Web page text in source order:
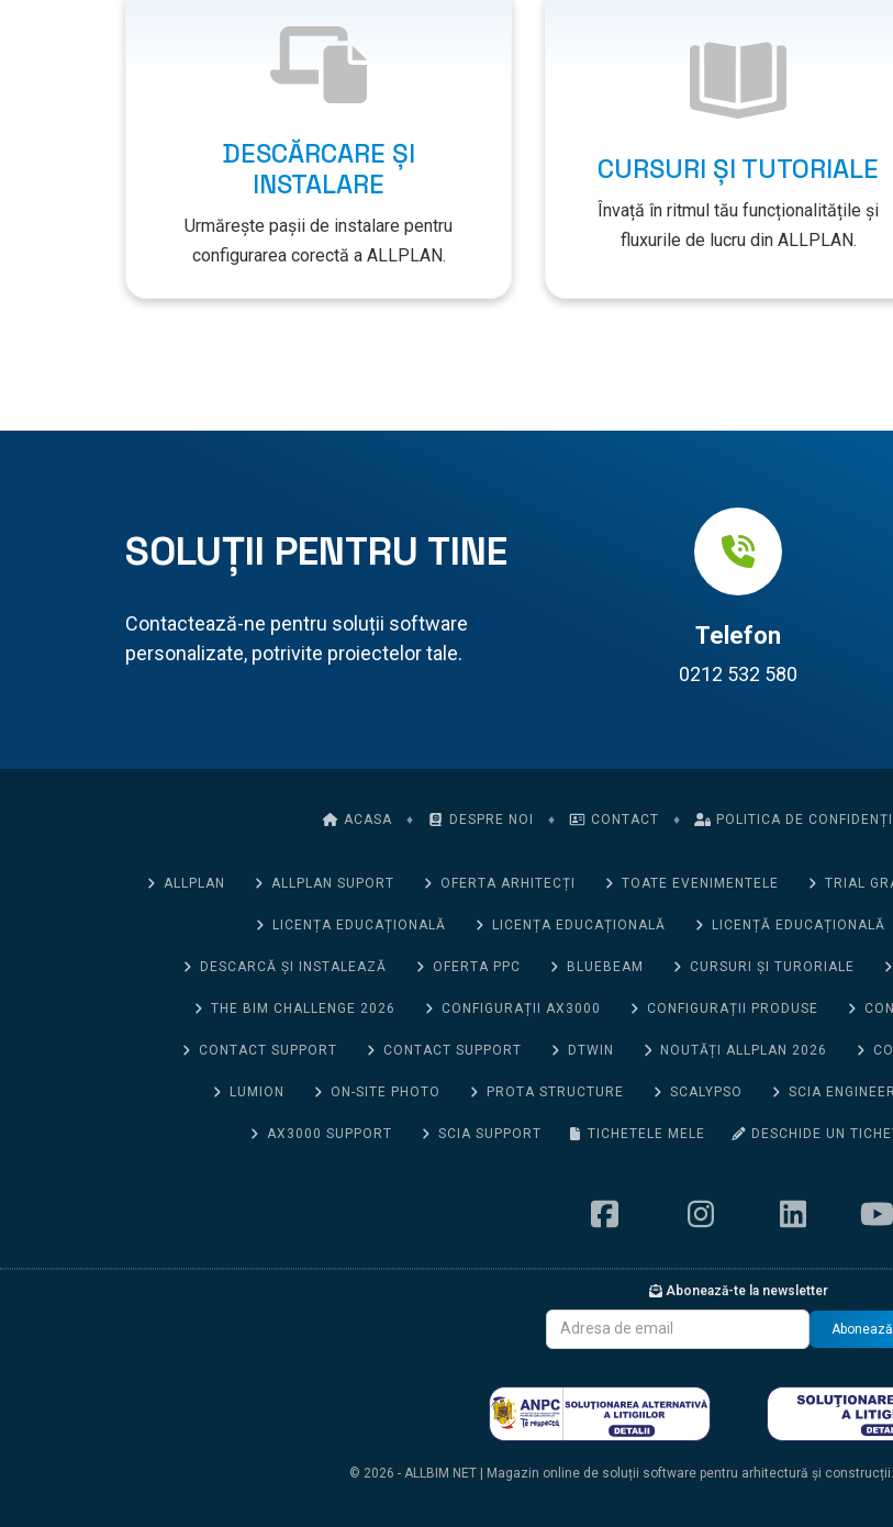
DESCĂRCARE ȘI
INSTALARE
Urmărește pașii de instalare pentru
configurarea corectă a ALLPLAN.
CURSURI ȘI TUTORIALE
Învață în ritmul tău funcționalitățile și
fluxurile de lucru din ALLPLAN.
SOLUȚII PENTRU TINE
Contactează-ne pentru soluții software
personalizate, potrivite proiectelor tale.
Telefon
0212 532 580
ACASA ♦ DESPRE NOI ♦ CONTACT ♦ POLITICA DE
ALLPLAN ALLPLAN SUPORT OFERTA ARHITECȚI TOATE EVENIMENTELE TRIAL
LICENȚA EDUCAȚIONALĂ LICENȚA EDUCAȚIONALĂ LICENȚĂ EDUCAȚIONALĂ
DESCARCĂ ȘI INSTALEAZĂ OFERTA PPC BLUEBEAM CURSURI ȘI TURORIALE
THE BIM CHALLENGE 2026 CONFIGURAȚII AX3000 CONFIGURAȚII PRODUSE
CONTACT SUPPORT CONTACT SUPPORT DTWIN NOUTĂȚI ALLPLAN 2026
LUMION ON-SITE PHOTO PROTA STRUCTURE SCALYPSO SCIA ENGINEER
AX3000 SUPPORT SCIA SUPPORT TICHETELE MELE DESCHIDE UN
Abonează-te la newsletter
© 2026 - ALLBIM NET | Magazin online de soluții software pentru arhitectură și